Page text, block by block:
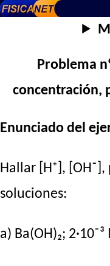
Problema
concentración,
Enunciado del
Hallar [H⁺],
soluciones:
a) Ba(OH)₂; 2·10⁻³